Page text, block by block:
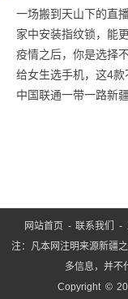
一，
16
年关
晓
一场搬到天山下的直
家中安装指纹锁，能
疫情之后，你是选择
给女生选手机，这4款
中国联通一带一路新
网站首页 -联系我们 -
注：凡本网注明来源新疆
多信息，并不
Copyright ©